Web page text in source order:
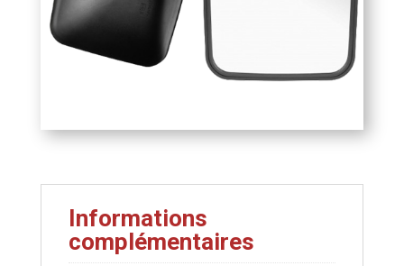
Informations
complémentaires